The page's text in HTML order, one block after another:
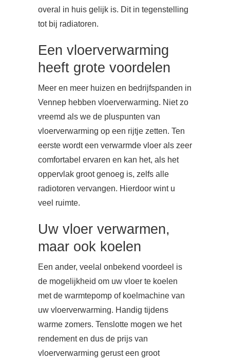
overal in huis gelijk is. Dit in tegenstelling
tot bij radiatoren.
Een vloerverwarming
heeft grote voordelen
Meer en meer huizen en bedrijfspanden in
Vennep hebben vloerverwarming. Niet zo
vreemd als we de pluspunten van
vloerverwarming op een rijtje zetten. Ten
eerste wordt een verwarmde vloer als zeer
comfortabel ervaren en kan het, als het
oppervlak groot genoeg is, zelfs alle
radiotoren vervangen. Hierdoor wint u
veel ruimte.
Uw vloer verwarmen,
maar ook koelen
Een ander, veelal onbekend voordeel is
de mogelijkheid om uw vloer te koelen
met de warmtepomp of koelmachine van
uw vloerverwarming. Handig tijdens
warme zomers. Tenslotte mogen we het
rendement en dus de prijs van
vloerverwarming gerust een groot